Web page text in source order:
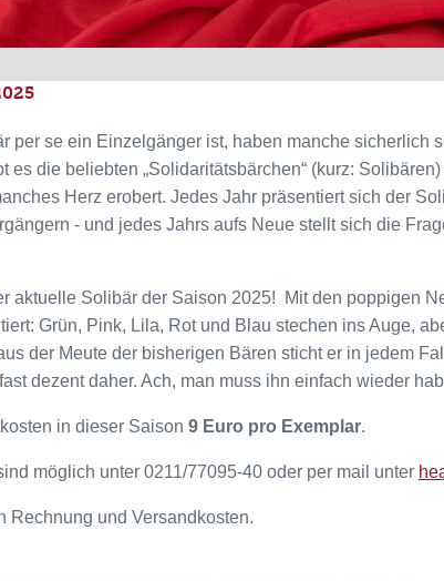
per se ein Einzelgänger ist, haben manche sicherlich
es die beliebten „Solidaritätsbärchen“ (kurz:
Herz erobert. Jedes Jahr präsentiert sich der
- und jedes Jahrs aufs Neue stellt sich die
aktuelle Solibär der Saison 2025! Mit den poppigen
Grün, Pink, Lila, Rot und Blau stechen ins Auge,
der Meute der bisherigen Bären sticht er in jedem
dezent daher. Ach, man muss ihn einfach wieder
in dieser Saison 9 Euro pro Exemplar.
möglich unter 0211/77095-40 oder per mail unter
Rechnung und Versandkosten.